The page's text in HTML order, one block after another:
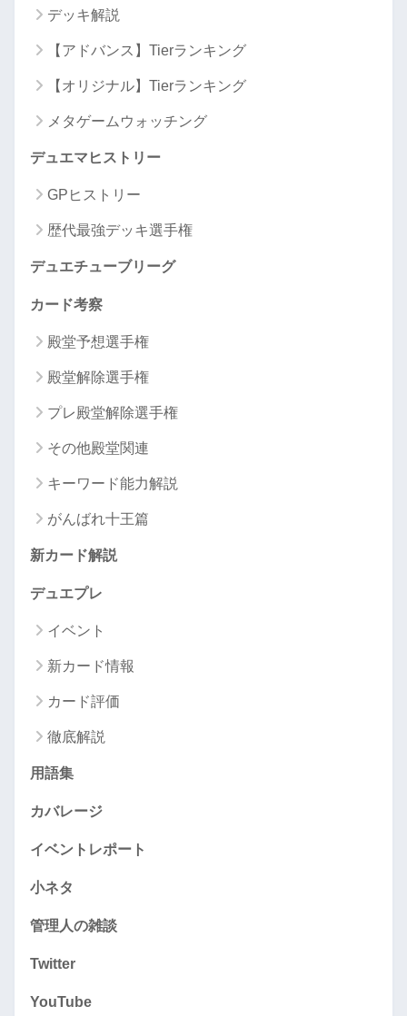
デッキ解説
【アドバンス】Tierランキング
【オリジナル】Tierランキング
メタゲームウォッチング
デュエマヒストリー
GPヒストリー
歴代最強デッキ選手権
デュエチューブリーグ
カード考察
殿堂予想選手権
殿堂解除選手権
プレ殿堂解除選手権
その他殿堂関連
キーワード能力解説
がんばれ十王篇
新カード解説
デュエプレ
イベント
新カード情報
カード評価
徹底解説
用語集
カバレージ
イベントレポート
小ネタ
管理人の雑談
Twitter
YouTube